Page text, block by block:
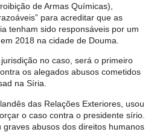
de Armas Químicas),
​​para acreditar que as
tenham sido responsáveis por um
em 2018 na cidade de Douma.
no caso, será o primeiro
os alegados abusos cometidos
na Síria.
das Relações Exteriores, usou
o caso contra o presidente sírio.
graves abusos dos direitos humanos